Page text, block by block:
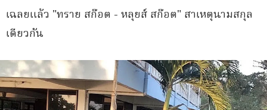
เฉลยแล้ว "ทราย สก๊อต - หลุยส์ สก๊อต" สาเหตุนามสกุล
เดียวกัน